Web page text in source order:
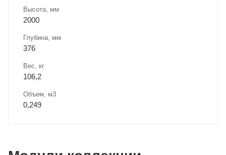
Высота, мм
2000
Глубина, мм
376
Вес, кг
106,2
Объем, м3
0,249